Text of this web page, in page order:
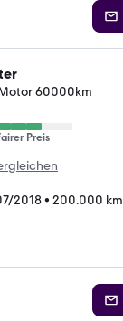
60000km
Preis
2018• 200.000 km